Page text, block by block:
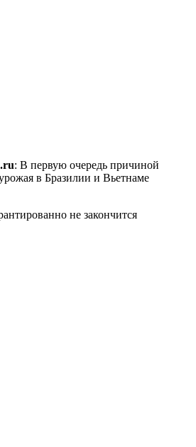
: В первую очередь причиной
в Бразилии и Вьетнаме
не закончится